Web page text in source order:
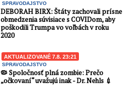
SPRAVODAJSTVO
DEBORAH BIRX: Štáty zachovali prísne
obmedzenia súvisiace s COVIDom, aby
poškodili Trumpa vo voľbách v roku
2020
AKTUALIZOVANÉ 7.8. 23:21
SPRAVODAJSTVO
🦠 Spoločnosť plná zombie: Prečo
„očkovaní“ uvažujú inak - Dr. Nehls 💉